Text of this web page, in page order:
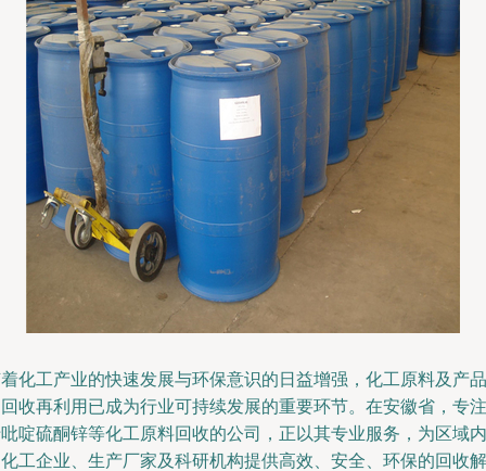
化工产业的快速发展与环保意识的日益增强，化工原料及产品
收再利用已成为行业可持续发展的重要环节。在安徽省，专注
啶硫酮锌等化工原料回收的公司，正以其专业服务，为区域内
工企业、生产厂家及科研机构提供高效、安全、环保的回收解